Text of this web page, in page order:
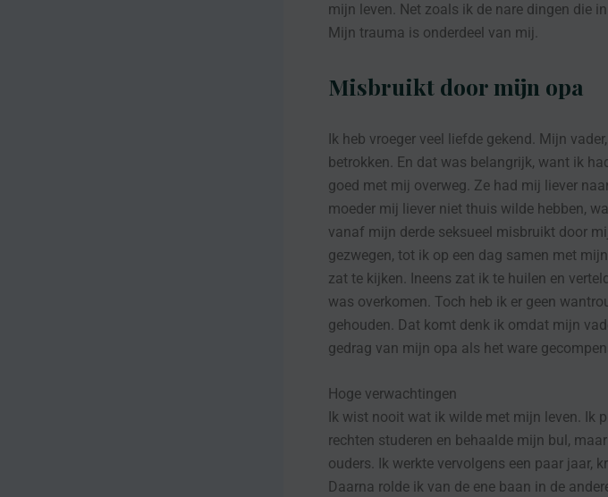
mijn leven. Net zoals ik de nare dingen die
Mijn trauma is onderdeel van mij.
Misbruikt door mijn opa
Ik heb vroeger veel liefde gekend. Mijn
betrokken. En dat was belangrijk, want ik
goed met mij overweg. Ze had mij liever
moeder mij liever niet thuis wilde hebben,
vanaf mijn derde seksueel misbruikt door
gezwegen, tot ik op een dag samen met
zat te kijken. Ineens zat ik te huilen en
was overkomen. Toch heb ik er geen
gehouden. Dat komt denk ik omdat mijn
gedrag van mijn opa als het ware
Hoge verwachtingen
Ik wist nooit wat ik wilde met mijn leven. Ik
rechten studeren en behaalde mijn bul,
ouders. Ik werkte vervolgens een paar jaar,
Daarna rolde ik van de ene baan in de